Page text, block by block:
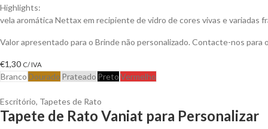
Highlights:
vela aromática Nettax em recipiente de vidro de cores vivas e variadas
Valor apresentado para o Brinde não personalizado. Contacte-nos
€1,30 C/ IVA
Branco Dourado Prateado PretoVermelho
Escritório, Tapetes de Rato
Tapete de Rato Vaniat para Personalizar